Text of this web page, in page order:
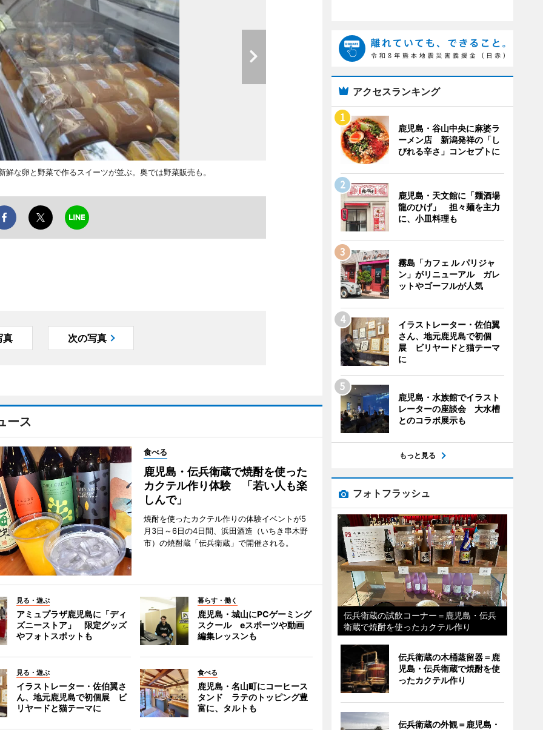
な卵と野菜で作るスイーツが並ぶ。奥では野菜販売も。
真 次の写真
ース
食べる
鹿児島・伝兵衛蔵で焼酎を使った
カクテル作り体験 「若い人も楽
しんで」
焼酎を使ったカクテル作りの体験イベントが5
月3日～6日の4日間、浜田酒造（いちき串木野
市）の焼酎蔵「伝兵衛蔵」で開催される。
見る・遊ぶ
アミュプラザ鹿児島に「ディ
ズニーストア」 限定グッズ
やフォトスポットも
暮らす・働く
鹿児島・城山にPCゲーミング
スクール eスポーツや動画
編集レッスンも
見る・遊ぶ
イラストレーター・佐伯翼さ
ん、地元鹿児島で初個展 ビ
リヤードと猫テーマに
食べる
鹿児島・名山町にコーヒース
タンド ラテのトッピング豊
富に、タルトも
アクセスランキング
鹿児島・谷山中央に麻婆ラ
ーメン店 新潟発祥の「し
びれる辛さ」コンセプトに
鹿児島・天文館に「麺酒場
龍のひげ」 担々麺を主力
に、小皿料理も
霧島「カフェ ル パリジャ
ン」がリニューアル ガレ
ットやゴーフルが人気
イラストレーター・佐伯翼
さん、地元鹿児島で初個
展 ビリヤードと猫テーマ
に
鹿児島・水族館でイラスト
レーターの座談会 大水槽
とのコラボ展示も
もっと見る
フォトフラッシュ
伝兵衛蔵の試飲コーナー＝鹿児島・伝兵
衛蔵で焼酎を使ったカクテル作り
伝兵衛蔵の木桶蒸留器＝鹿
児島・伝兵衛蔵で焼酎を使
ったカクテル作り
伝兵衛蔵の外観＝鹿児島・